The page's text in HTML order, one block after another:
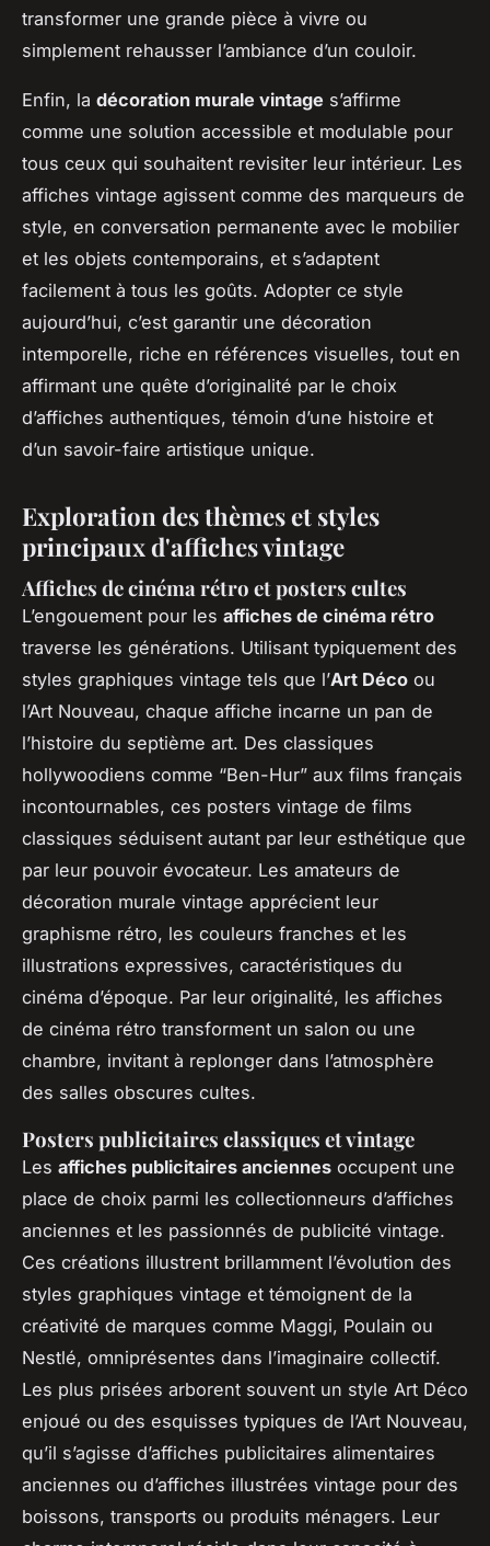
transformer une grande pièce à vivre ou
simplement rehausser l’ambiance d’un couloir.
Enfin, la décoration murale vintage s’affirme
comme une solution accessible et modulable pour
tous ceux qui souhaitent revisiter leur intérieur. Les
affiches vintage agissent comme des marqueurs de
style, en conversation permanente avec le mobilier
et les objets contemporains, et s’adaptent
facilement à tous les goûts. Adopter ce style
aujourd’hui, c’est garantir une décoration
intemporelle, riche en références visuelles, tout en
affirmant une quête d’originalité par le choix
d’affiches authentiques, témoin d’une histoire et
d’un savoir-faire artistique unique.
Exploration des thèmes et styles
principaux d'affiches vintage
Affiches de cinéma rétro et posters cultes
L’engouement pour les affiches de cinéma rétro
traverse les générations. Utilisant typiquement des
styles graphiques vintage tels que l’Art Déco ou
l’Art Nouveau, chaque affiche incarne un pan de
l’histoire du septième art. Des classiques
hollywoodiens comme “Ben-Hur” aux films français
incontournables, ces posters vintage de films
classiques séduisent autant par leur esthétique que
par leur pouvoir évocateur. Les amateurs de
décoration murale vintage apprécient leur
graphisme rétro, les couleurs franches et les
illustrations expressives, caractéristiques du
cinéma d’époque. Par leur originalité, les affiches
de cinéma rétro transforment un salon ou une
chambre, invitant à replonger dans l’atmosphère
des salles obscures cultes.
Posters publicitaires classiques et vintage
Les affiches publicitaires anciennes occupent une
place de choix parmi les collectionneurs d’affiches
anciennes et les passionnés de publicité vintage.
Ces créations illustrent brillamment l’évolution des
styles graphiques vintage et témoignent de la
créativité de marques comme Maggi, Poulain ou
Nestlé, omniprésentes dans l’imaginaire collectif.
Les plus prisées arborent souvent un style Art Déco
enjoué ou des esquisses typiques de l’Art Nouveau,
qu’il s’agisse d’affiches publicitaires alimentaires
anciennes ou d’affiches illustrées vintage pour des
boissons, transports ou produits ménagers. Leur